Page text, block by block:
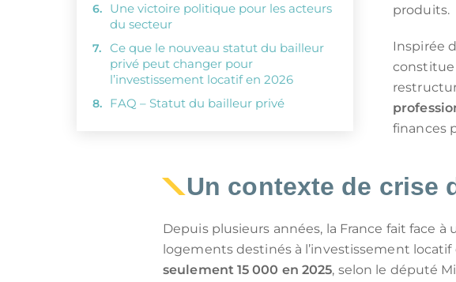
Une victoire politique pour les acteurs
du secteur
Ce que le nouveau statut du bailleur
privé peut changer pour
l’investissement locatif en 2026
FAQ – Statut du bailleur privé
produits.
Inspirée
constitue
finances
Un contexte de crise
Depuis plusieurs années, la France fait face
logements destinés à l’investissement locatif
seulement 15 000 en 2025, selon le député